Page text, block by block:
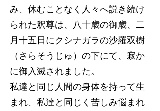
み、休むことなく人々へ説き続け
られた釈尊は、八十歳の御歳、二
月十五日にクシナガラの沙羅双樹
（さらそうじゅ）の下にて、寂か
に御入滅されました。
私達と同じ人間の身体を持って生
まれ、私達と同じく苦しみ悩まれ